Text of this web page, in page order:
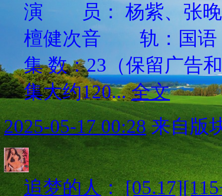
演 员： 杨紫、张晚
檀健次音 轨：国语
集 数：23（保留广告
集大约120...全文
2025-05-17 00:28来自版
追梦的人：